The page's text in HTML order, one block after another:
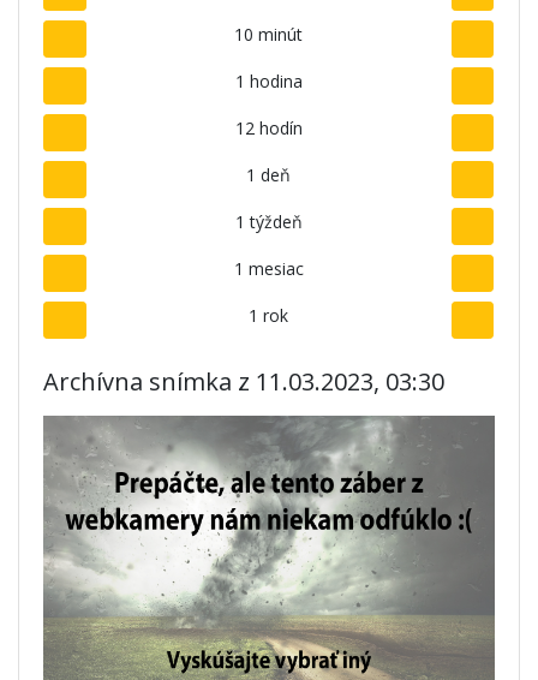
10 minút
1 hodina
12 hodín
1 deň
1 týždeň
1 mesiac
1 rok
Archívna snímka z 11.03.2023, 03:30